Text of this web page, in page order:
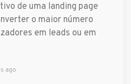
de uma landing page
o maior número
em leads ou em
ago